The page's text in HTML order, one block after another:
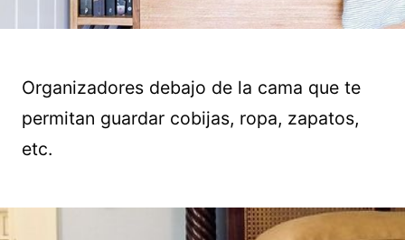
Organizadores debajo de la cama que te
permitan guardar cobijas, ropa, zapatos,
etc.